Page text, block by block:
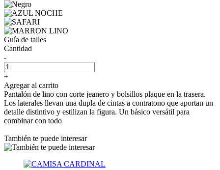
Guía de talles
Cantidad
-
+
Agregar al carrito
Pantalón de lino con corte jeanero y bolsillos plaque en la trasera.
Los laterales llevan una dupla de cintas a contratono que aportan un
detalle distintivo y estilizan la figura. Un básico versátil para
combinar con todo
También te puede interesar